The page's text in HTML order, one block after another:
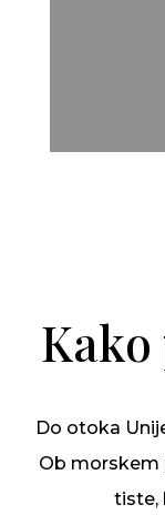
Do otoka
Ob morskem
tiste,